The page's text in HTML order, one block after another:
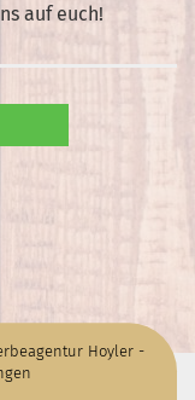
auf euch!
Hoyler -